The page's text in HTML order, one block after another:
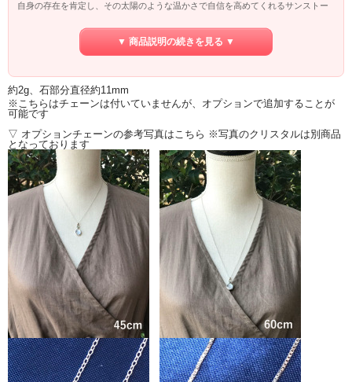
自身の存在を肯定し、その太陽のような温かさで自信を高めてくれるサンストー
第三チャクラを癒し、心に余裕をつくり、さらに人生に対する創造性を高め、前
向きに人生を楽しむ事を教えてくれます。
六芒星は、異なる方向を向いた図形が重なることから、
相対するエネルギーを調和させる働きがあると考えられています。
錬金術では六芒星を『賢者の石』を象徴するシンボルとして位置付けられ、
またヨーロッパ、中東、米国などでは古くから『魔除けのシンボル』として
広く知られています。
日本でも六芒星は古くから『籠目紋』と呼ばれ、魔除けの図形として知られてい
ます。
▼ 商品説明の続きを見る ▼
約2g、石部分直径約11mm
※こちらはチェーンは付いていませんが、オプションで追加することが
可能です
▽ オプションチェーンの参考写真はこちら ※写真のクリスタルは別商品
となっております